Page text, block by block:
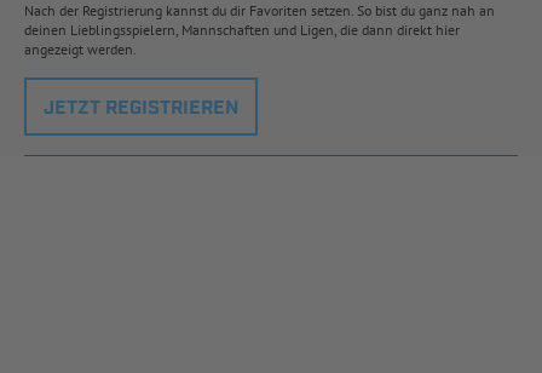
Nach der Registrierung kannst du dir Favoriten setzen. So bist du ganz nah an
deinen Lieblingsspielern, Mannschaften und Ligen, die dann direkt hier
angezeigt werden.
JETZT REGISTRIEREN